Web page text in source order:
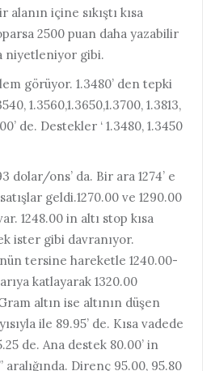
alanın içine sıkıştı kısa
2500 puan daha yazabilir
niyetleniyor gibi.
görüyor. 1.3480’ den tepki
1.3560,1.3650,1.3700, 1.3813,
de. Destekler ‘ 1.3480, 1.3450
dolar/ons’ da. Bir ara 1274’ e
geldi.1270.00 ve 1290.00
1248.00 in altı stop kısa
ister gibi davranıyor.
tersine hareketle 1240.00-
katlayarak 1320.00
altın ise altının düşen
ile 89.95’ de. Kısa vadede
de. Ana destek 80.00’ in
aralığında. Direnç 95.00, 95.80